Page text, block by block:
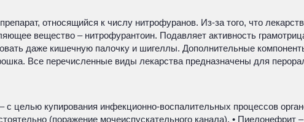
относящийся к числу нитрофуранов. Из-за того, что
вещество – нитрофурантоин. Подавляет активность
даже кишечную палочку и шигеллы. Дополнительные
Все перечисленные виды лекарства предназначены для
с целью купирования инфекционно-воспалительных процессов
(поражение мочеиспускательного канала). •